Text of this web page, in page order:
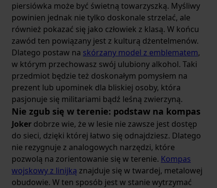
piersiówka może być świetną towarzyszką. Myśliwy
powinien jednak nie tylko doskonale strzelać, ale
również pokazać się jako człowiek z klasą. W końcu
zawód ten powiązany jest z kulturą dżentelmenów.
Dlatego postaw na skórzany model z emblematem,
w którym przechowasz swój ulubiony alkohol. Taki
przedmiot będzie też doskonałym pomysłem na
prezent lub upominek dla bliskiej osoby, która
pasjonuje się militariami bądź leśną zwierzyną.
Nie zgub się w terenie: podstaw na kompas
Joker dobrze wie, że w lesie nie zawsze jest dostęp
do sieci, dzięki której łatwo się odnajdziesz. Dlatego
nie rezygnuje z analogowych narzędzi, które
pozwolą na zorientowanie się w terenie. Kompas
wojskowy z linijką znajduje się w twardej, metalowej
obudowie. W ten sposób jest w stanie wytrzymać